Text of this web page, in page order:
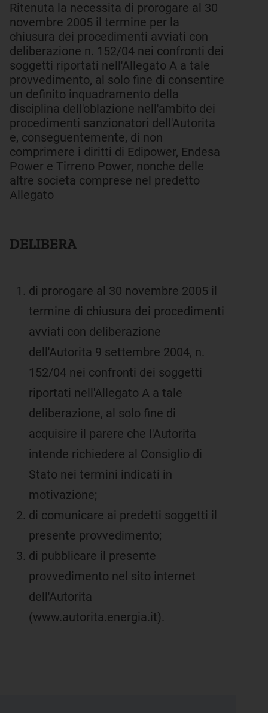
Ritenuta la necessita di prorogare al 30
novembre 2005 il termine per la
chiusura dei procedimenti avviati con
deliberazione n. 152/04 nei confronti dei
soggetti riportati nell'Allegato A a tale
provvedimento, al solo fine di consentire
un definito inquadramento della
disciplina dell'oblazione nell'ambito dei
procedimenti sanzionatori dell'Autorita
e, conseguentemente, di non
comprimere i diritti di Edipower, Endesa
Power e Tirreno Power, nonche delle
altre societa comprese nel predetto
Allegato
DELIBERA
di prorogare al 30 novembre 2005 il
termine di chiusura dei procedimenti
avviati con deliberazione
dell'Autorita 9 settembre 2004, n.
152/04 nei confronti dei soggetti
riportati nell'Allegato A a tale
deliberazione, al solo fine di
acquisire il parere che l'Autorita
intende richiedere al Consiglio di
Stato nei termini indicati in
motivazione;
di comunicare ai predetti soggetti il
presente provvedimento;
di pubblicare il presente
provvedimento nel sito internet
dell'Autorita
(www.autorita.energia.it).